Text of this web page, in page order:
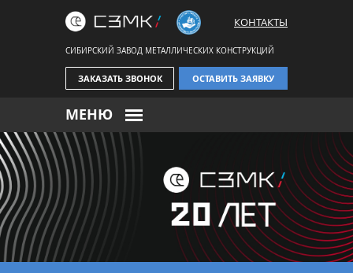
КОНТАКТЫ
СИБИРСКИЙ ЗАВОД МЕТАЛЛИЧЕСКИХ КОНСТРУКЦИЙ
ОСТАВИТЬ ЗАЯВКУ
ЗАКАЗАТЬ ЗВОНОК
МЕНЮ